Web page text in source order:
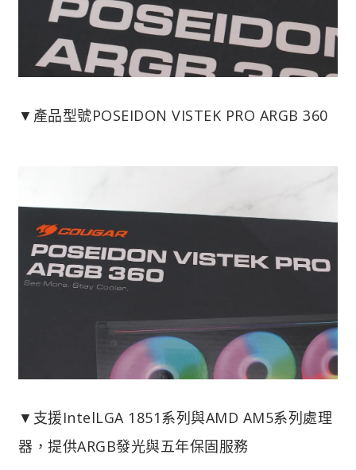
▼產品型號POSEIDON VISTEK PRO ARGB 360
▼支援IntelLGA 1851系列與AMD AM5系列處理
器，提供ARGB發光與五年保固服務